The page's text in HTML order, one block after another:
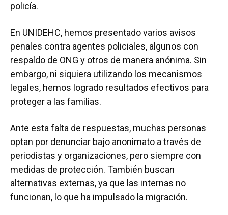
policía.
En UNIDEHC, hemos presentado varios avisos
penales contra agentes policiales, algunos con
respaldo de ONG y otros de manera anónima. Sin
embargo, ni siquiera utilizando los mecanismos
legales, hemos logrado resultados efectivos para
proteger a las familias.
Ante esta falta de respuestas, muchas personas
optan por denunciar bajo anonimato a través de
periodistas y organizaciones, pero siempre con
medidas de protección. También buscan
alternativas externas, ya que las internas no
funcionan, lo que ha impulsado la migración.